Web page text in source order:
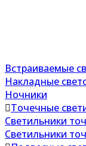
Встраиваемые
Накладные
Ночники
Точечные
Светильники
Светильники